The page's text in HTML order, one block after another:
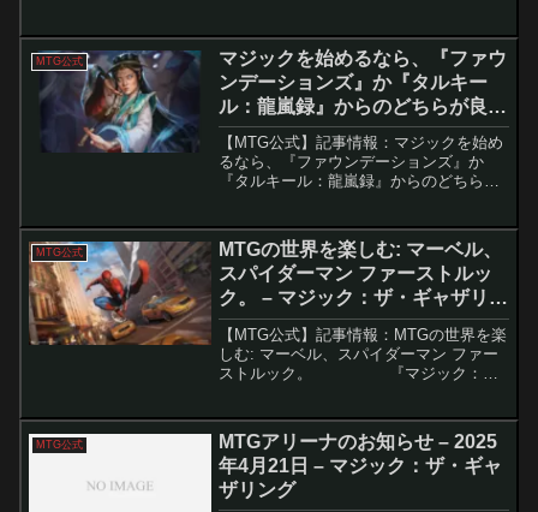
ています。この記事では、注...
MTG公式
マジックを始めるなら、『ファウ
ンデーションズ』か『タルキー
ル：龍嵐録』からのどちらが良い
ですか？ – マジック：ザ・ギャザ
リング
【MTG公式】記事情報：マジックを始め
るなら、『ファウンデーションズ』か
『タルキール：龍嵐録』からのどちらが
キール：龍嵐録』が2025年4月11...
MTG公式
MTGの世界を楽しむ: マーベル、
スパイダーマン ファーストルッ
ク。 – マジック：ザ・ギャザリン
グ
【MTG公式】記事情報：MTGの世界を楽
しむ: マーベル、スパイダーマン ファー
ストルック。 『マジック：
Gathering | ...
MTG公式
MTGアリーナのお知らせ – 2025
年4月21日 – マジック：ザ・ギャ
ザリング